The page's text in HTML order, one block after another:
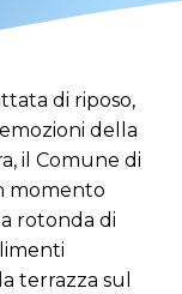
di riposo,
della
il Comune di
momento
rotonda di
terrazza sul